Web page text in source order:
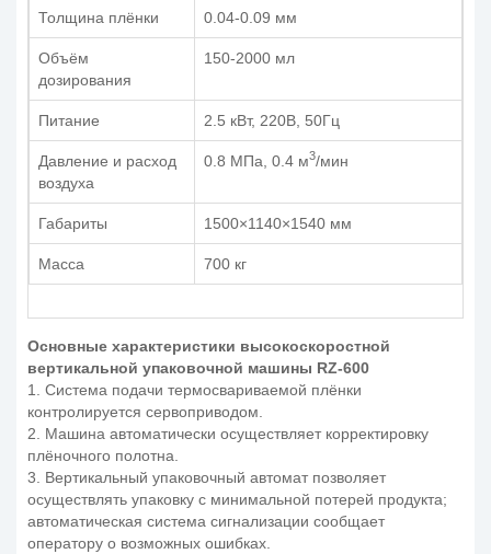
Толщина плёнки 0.04-0.09 мм
Объём
дозирования
150-2000 мл
Питание 2.5 кВт, 220В, 50Гц
Давление и расход
воздуха
0.8 MПа, 0.4 м3/мин
Габариты 1500×1140×1540 мм
Масса 700 кг
Основные характеристики высокоскоростной
вертикальной упаковочной машины RZ-600
1. Система подачи термосвариваемой плёнки
контролируется сервоприводом.
2. Машина автоматически осуществляет корректировку
плёночного полотна.
3. Вертикальный упаковочный автомат позволяет
осуществлять упаковку с минимальной потерей продукта;
автоматическая система сигнализации сообщает
оператору о возможных ошибках.